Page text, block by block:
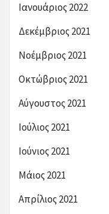
Ιανουάριος 2022
Δεκέμβριος 2021
Νοέμβριος 2021
Οκτώβριος 2021
Αύγουστος 2021
Ιούλιος 2021
Ιούνιος 2021
Μάιος 2021
Απρίλιος 2021